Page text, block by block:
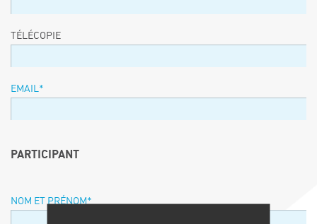
TÉLÉCOPIE
EMAIL *
PARTICIPANT
NOM ET PRÉNOM *